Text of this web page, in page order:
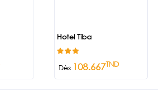
Hotel Tiba
Dès 108.667TND